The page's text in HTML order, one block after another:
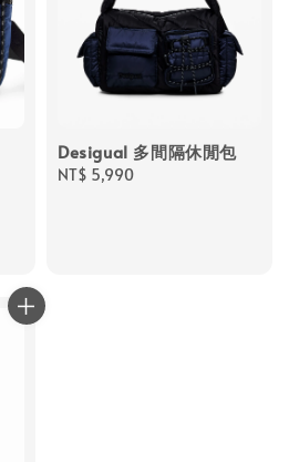
Desigual 多間隔休閒包
Regular
NT$ 5,990